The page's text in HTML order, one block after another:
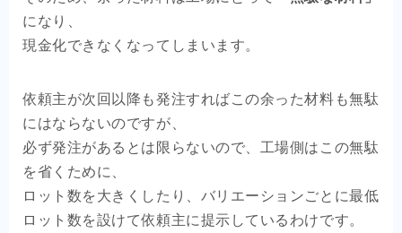
になり、
現金化できなくなってしまいます。
依頼主が次回以降も発注すればこの余った材料も無駄
にはならないのですが、
必ず発注があるとは限らないので、工場側はこの無駄
を省くために、
ロット数を大きくしたり、バリエーションごとに最低
ロット数を設けて依頼主に提示しているわけです。